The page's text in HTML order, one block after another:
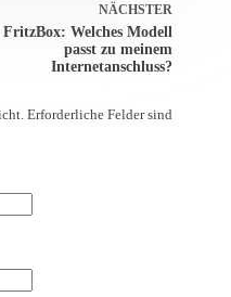
NÄCHSTER
FritzBox: Welches Modell
passt zu meinem
Internetanschluss?
Erforderliche Felder sind